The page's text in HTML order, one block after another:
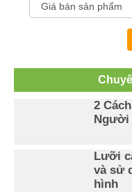
2
Lưỡi
và sử
hình